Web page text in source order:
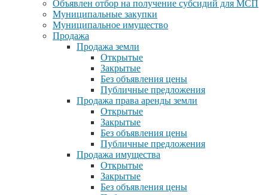
Объявлен отбор на получение субсидий для МСП
Муниципальные закупки
Муниципальное имущество
Продажа
Продажа земли
Открытые
Закрытые
Без объявления цены
Публичные предложения
Продажа права аренды земли
Открытые
Закрытые
Без объявления цены
Публичные предложения
Продажа имущества
Открытые
Закрытые
Без объявления цены